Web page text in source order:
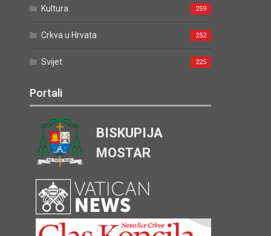
Kultura 259
Crkva u Hrvata 252
Svijet 225
Portali
BISKUPIJA
MOSTAR